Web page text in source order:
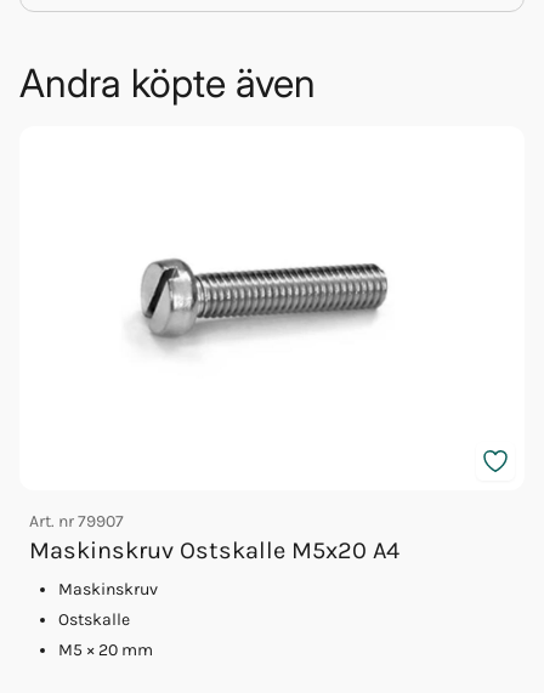
Andra köpte även
Art. nr79907
Maskinskruv Ostskalle M5x20 A4
Maskinskruv
Ostskalle
M5 × 20 mm